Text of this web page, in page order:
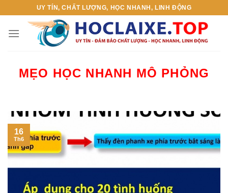
content
UY TÍN, CHẤT LƯỢNG, HỌC NHANH, LINH ĐỘNG
MẸO HỌC NHANH MÔ PHỎNG
16
Th6